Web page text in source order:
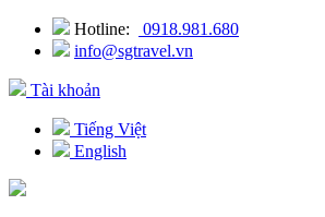
Hotline:
0918.981.680
info@sgtravel.vn
Tài khoản
Tiếng Việt
English